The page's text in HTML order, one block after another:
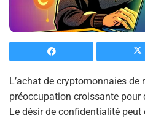
L’achat de cryptomonnaies
préoccupation croissante pour
Le désir de confidentialité